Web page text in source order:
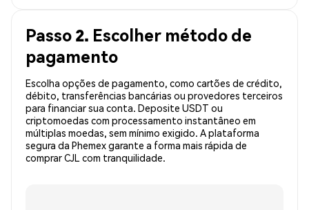
Passo 2. Escolher método de
pagamento
Escolha opções de pagamento, como cartões de crédito,
débito, transferências bancárias ou provedores terceiros
para financiar sua conta. Deposite USDT ou
criptomoedas com processamento instantâneo em
múltiplas moedas, sem mínimo exigido. A plataforma
segura da Phemex garante a forma mais rápida de
comprar CJL com tranquilidade.